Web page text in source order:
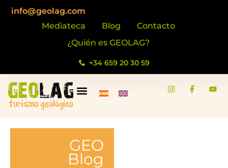
info@geolag.com
Mediateca
Blog
Contacto
¿Quién es GEOLAG?
+34 659 20 30 59
GEO
Blog